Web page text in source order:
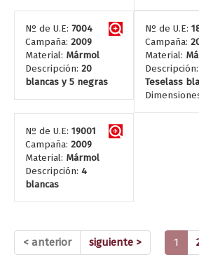
Nº de U.E: 7004
Campaña: 2009
Material: Mármol
Descripción: 20
blancas y 5 negras
Nº de U.E:
Campaña:
Material:
Descripción:
Teselass
Nº de U.E: 19001
Campaña: 2009
Material: Mármol
Descripción: 4
blancas
< anterior 1
siguiente >